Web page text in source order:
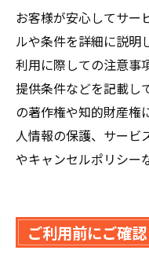
お客様が安心してサー
ルや条件を詳細に説明
利用に際しての注意事
提供条件などを記載し
の著作権や知的財産権
人情報の保護、サービ
やキャンセルポリシー
ご利用前にご確